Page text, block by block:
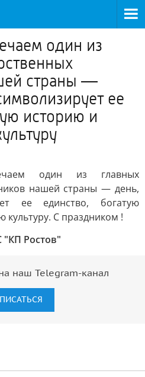
один из
страны —
ее
историю и
один из главных
нашей страны — день,
ее единство, богатую
С праздником !
Ростов"
наш Telegram-канал